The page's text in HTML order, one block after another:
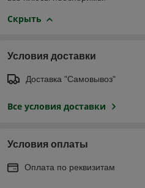
Скрыть
Условия доставки
Доставка "Самовывоз"
Все условия доставки
Условия оплаты
Оплата по реквизитам